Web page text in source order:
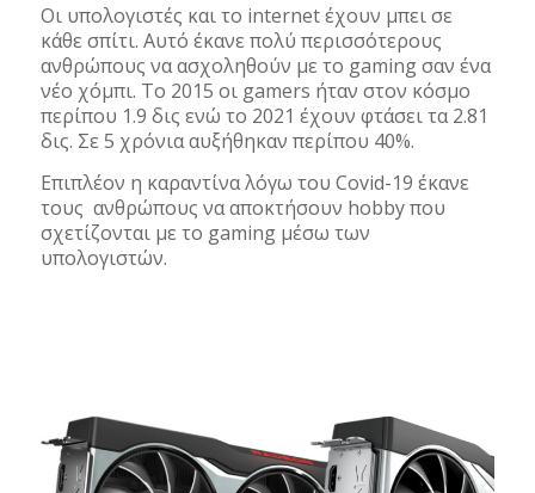
Οι υπολογιστές και το internet έχουν μπει σε
κάθε σπίτι. Αυτό έκανε πολύ περισσότερους
ανθρώπους να ασχοληθούν με το gaming σαν ένα
νέο χόμπι. To 2015 οι gamers ήταν στον κόσμο
περίπου 1.9 δις ενώ το 2021 έχουν φτάσει τα 2.81
δις. Σε 5 χρόνια αυξήθηκαν περίπου 40%.
Επιπλέον η καραντίνα λόγω του Covid-19 έκανε
τους ανθρώπους να αποκτήσουν hobby που
σχετίζονται με το gaming μέσω των
υπολογιστών.